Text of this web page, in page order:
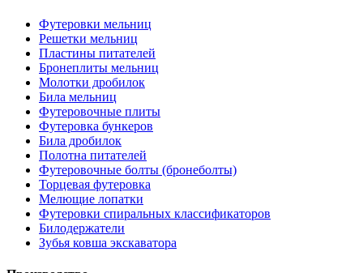
Футеровки мельниц
Решетки мельниц
Пластины питателей
Бронеплиты мельниц
Молотки дробилок
Била мельниц
Футеровочные плиты
Футеровка бункеров
Била дробилок
Полотна питателей
Футеровочные болты (бронеболты)
Торцевая футеровка
Мелющие лопатки
Футеровки спиральных классификаторов
Билодержатели
Зубья ковша экскаватора